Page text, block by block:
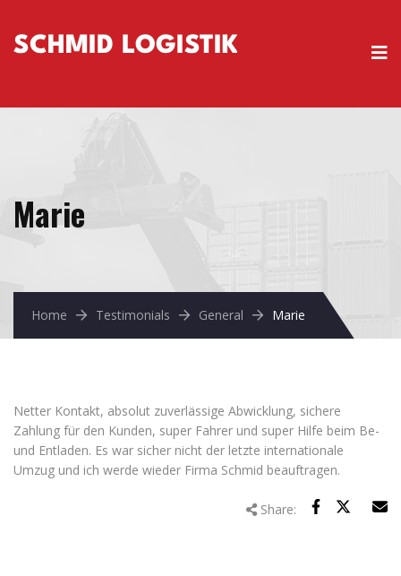
Marie
Home Testimonials General Marie
Netter Kontakt, absolut zuverlässige Abwicklung, sichere
Zahlung für den Kunden, super Fahrer und super Hilfe beim Be-
und Entladen. Es war sicher nicht der letzte internationale
Umzug und ich werde wieder Firma Schmid beauftragen.
Share: